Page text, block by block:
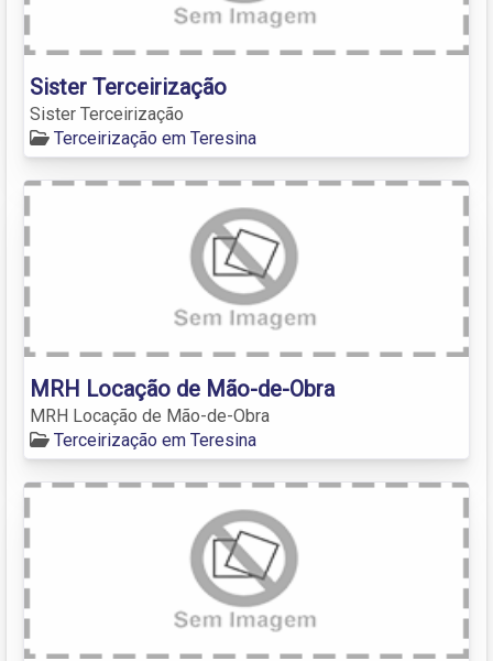
Sister Terceirização
Sister Terceirização
Terceirização em Teresina
MRH Locação de Mão-de-Obra
MRH Locação de Mão-de-Obra
Terceirização em Teresina